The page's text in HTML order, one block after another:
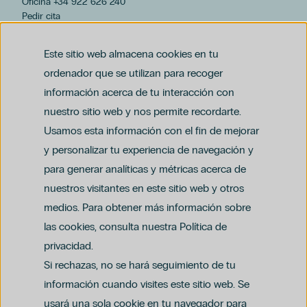
Este sitio web almacena cookies en tu
ordenador que se utilizan para recoger
información acerca de tu interacción con
nuestro sitio web y nos permite recordarte.
Usamos esta información con el fin de mejorar
y personalizar tu experiencia de navegación y
para generar analíticas y métricas acerca de
nuestros visitantes en este sitio web y otros
medios. Para obtener más información sobre
las cookies, consulta nuestra Política de
privacidad.
Si rechazas, no se hará seguimiento de tu
información cuando visites este sitio web. Se
usará una sola cookie en tu navegador para
Pedir cita
Política de privacidad y protección de datos
Política del canal ético (PDF)
Política de compliance penal (PDF)